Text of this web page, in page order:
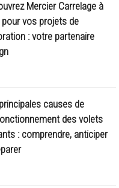
Mercier Carrelage à
pour vos projets de
: votre partenaire
causes de
des volets
: comprendre, anticiper